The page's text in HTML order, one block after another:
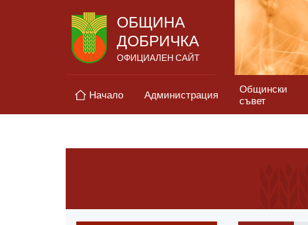
ОБЩИНА
ДОБРИЧКА
ОФИЦИАЛЕН САЙТ
Начало Администрация
Общински
съвет